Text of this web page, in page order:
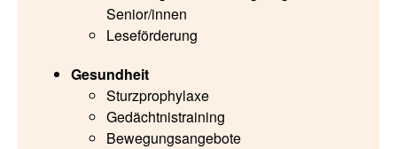
Senior/innen
Leseförderung
Gesundheit
Sturzprophylaxe
Gedächtnistraining
Bewegungsangebote